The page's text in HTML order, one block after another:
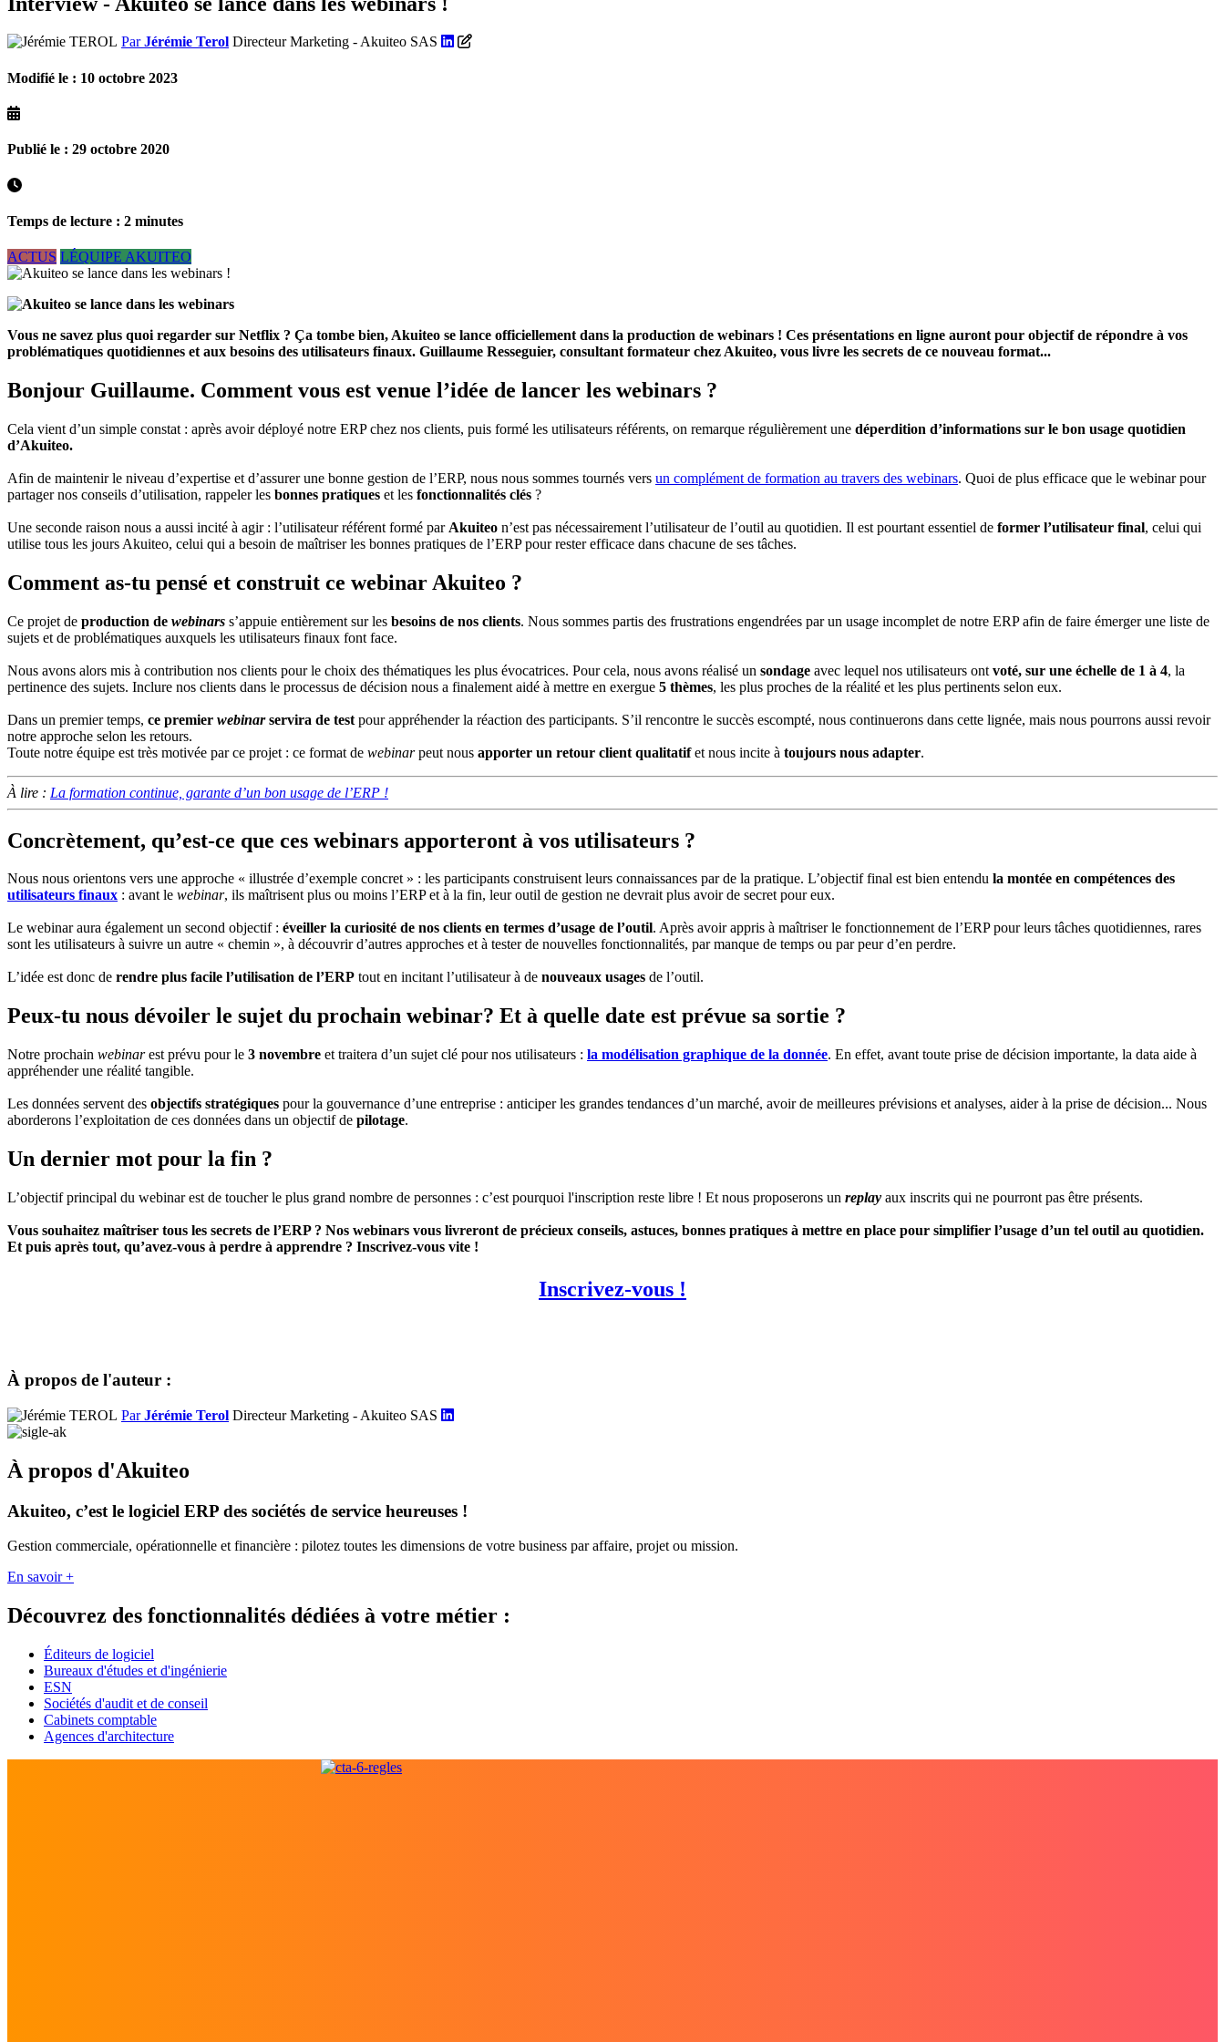
ParJérémie Terol Directeur Marketing - Akuiteo SAS
Modifié le : 10 octobre 2023
Publié le : 29 octobre 2020
Temps de lecture : 2 minutes
ACTUS LÉQUIPE AKUITEO
Vous ne savez plus quoi regarder sur Netflix ? Ça tombe bien, Akuiteo se lance officiellement dans la production de webinars ! Ces présentations en ligne auront pour objectif de répondre à vos
problématiques quotidiennes et aux besoins des utilisateurs finaux. Guillaume Resseguier, consultant formateur chez Akuiteo, vous livre les secrets de ce nouveau format...
Bonjour Guillaume. Comment vous est venue l’idée de lancer les webinars ?
Cela vient d’un simple constat : après avoir déployé notre ERP chez nos clients, puis formé les utilisateurs référents, on remarque régulièrement une déperdition d’informations sur le bon usage quotidien
d’Akuiteo.
Afin de maintenir le niveau d’expertise et d’assurer une bonne gestion de l’ERP, nous nous sommes tournés vers un complément de formation au travers des webinars. Quoi de plus efficace que le webinar pour
partager nos conseils d’utilisation, rappeler les bonnes pratiques et les fonctionnalités clés ?
Une seconde raison nous a aussi incité à agir : l’utilisateur référent formé par Akuiteo n’est pas nécessairement l’utilisateur de l’outil au quotidien. Il est pourtant essentiel de former l’utilisateur final, celui qui
utilise tous les jours Akuiteo, celui qui a besoin de maîtriser les bonnes pratiques de l’ERP pour rester efficace dans chacune de ses tâches.
Comment as-tu pensé et construit ce webinar Akuiteo ?
Ce projet de production de webinars s’appuie entièrement sur les besoins de nos clients. Nous sommes partis des frustrations engendrées par un usage incomplet de notre ERP afin de faire émerger une liste de
sujets et de problématiques auxquels les utilisateurs finaux font face.
Nous avons alors mis à contribution nos clients pour le choix des thématiques les plus évocatrices. Pour cela, nous avons réalisé un sondage avec lequel nos utilisateurs ont voté, sur une échelle de 1 à 4, la
pertinence des sujets. Inclure nos clients dans le processus de décision nous a finalement aidé à mettre en exergue 5 thèmes, les plus proches de la réalité et les plus pertinents selon eux.
Dans un premier temps, ce premier webinarservira de test pour appréhender la réaction des participants. S’il rencontre le succès escompté, nous continuerons dans cette lignée, mais nous pourrons aussi revoir
notre approche selon les retours.
Toute notre équipe est très motivée par ce projet : ce format de webinarpeut nous apporter un retour client qualitatifet nous incite à toujours nous adapter.
À lire : La formation continue, garante d’un bon usage de l’ERP !
Concrètement, qu’est-ce que ces webinars apporteront à vos utilisateurs ?
Nous nous orientons vers une approche « illustrée d’exemple concret » : les participants construisent leurs connaissances par de la pratique. L’objectif final est bien entendu la montée en compétences des
utilisateurs finaux : avant le webinar, ils maîtrisent plus ou moins l’ERP et à la fin, leur outil de gestion ne devrait plus avoir de secret pour eux.
Le webinar aura également un second objectif : éveiller la curiosité de nos clients en termes d’usage de l’outil. Après avoir appris à maîtriser le fonctionnement de l’ERP pour leurs tâches quotidiennes, rares
sont les utilisateurs à suivre un autre « chemin », à découvrir d’autres approches et à tester de nouvelles fonctionnalités, par manque de temps ou par peur d’en perdre.
L’idée est donc de rendre plus facile l’utilisation de l’ERP tout en incitant l’utilisateur à de nouveaux usages de l’outil.
Peux-tu nous dévoiler le sujet du prochain webinar? Et à quelle date est prévue sa sortie ?
Notre prochain webinarest prévu pour le 3 novembre et traitera d’un sujet clé pour nos utilisateurs : la modélisation graphique de la donnée. En effet, avant toute prise de décision importante, la data aide à
appréhender une réalité tangible.
Les données servent des objectifs stratégiques pour la gouvernance d’une entreprise : anticiper les grandes tendances d’un marché, avoir de meilleures prévisions et analyses, aider à la prise de décision... Nous
aborderons l’exploitation de ces données dans un objectif de pilotage.
Un dernier mot pour la fin ?
L’objectif principal du webinar est de toucher le plus grand nombre de personnes : c’est pourquoi l'inscription reste libre ! Et nous proposerons un replay aux inscrits qui ne pourront pas être présents.
Vous souhaitez maîtriser tous les secrets de l’ERP ? Nos webinars vous livreront de précieux conseils, astuces, bonnes pratiques à mettre en place pour simplifier l’usage d’un tel outil au quotidien.
Et puis après tout, qu’avez-vous à perdre à apprendre ? Inscrivez-vous vite !
Inscrivez-vous !
À propos de l'auteur :
ParJérémie Terol Directeur Marketing - Akuiteo SAS
À propos d'Akuiteo
Akuiteo, c’est le logiciel ERP des sociétés de service heureuses !
Gestion commerciale, opérationnelle et financière : pilotez toutes les dimensions de votre business par affaire, projet ou mission.
En savoir +
Découvrez des fonctionnalités dédiées à votre métier :
Éditeurs de logiciel
Bureaux d'études et d'ingénierie
ESN
Sociétés d'audit et de conseil
Cabinets comptable
Agences d'architecture